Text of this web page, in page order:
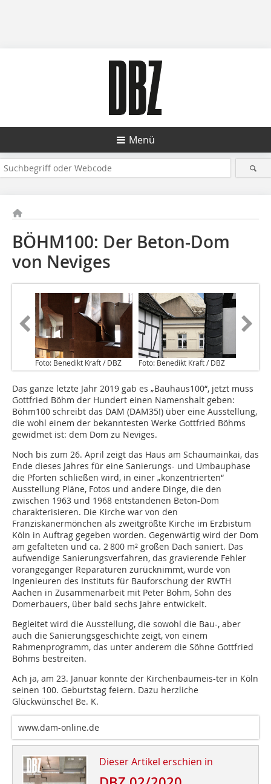
Menü
BÖHM100: Der Beton-Dom
von Neviges
Foto: Benedikt Kraft / DBZ Foto: Benedikt Kraft / DBZ
Das ganze letzte Jahr 2019 gab es „Bauhaus100“, jetzt muss
Gottfried Böhm der Hundert einen Namenshalt geben:
Böhm100 schreibt das DAM (DAM35!) über eine Ausstellung,
die wohl einem der bekanntesten Werke Gottfried Böhms
gewidmet ist: dem Dom zu Neviges.
Noch bis zum 26. April zeigt das Haus am Schaumainkai, das
Ende dieses Jahres für eine Sanierungs- und Umbauphase
die Pforten schließen wird, in einer „konzentrierten“
Ausstellung Pläne, Fotos und andere Dinge, die den
zwischen 1963 und 1968 entstandenen Beton-Dom
charakterisieren. Die Kirche war von den
Franziskanermönchen als zweitgrößte Kirche im Erzbistum
Köln in Auftrag gegeben worden. Gegenwärtig wird der Dom
am gefalteten und ca. 2 800 m² großen Dach saniert. Das
aufwendige Sanierungsverfahren, das gravierende Fehler
vorangeganger Reparaturen zurücknimmt, wurde von
Ingenieuren des Instituts für Bauforschung der RWTH
Aachen in Zusammenarbeit mit Peter Böhm, Sohn des
Domerbauers, über bald sechs Jahre entwickelt.
Begleitet wird die Ausstellung, die sowohl die Bau-, aber
auch die Sanierungsgeschichte zeigt, von einem
Rahmenprogramm, das unter anderem die Söhne Gottfried
Böhms bestreiten.
Ach ja, am 23. Januar konnte der Kirchenbaumeis-ter in Köln
seinen 100. Geburtstag feiern. Dazu herzliche
Glückwünsche! Be. K.
www.dam-online.de
Dieser Artikel erschien in